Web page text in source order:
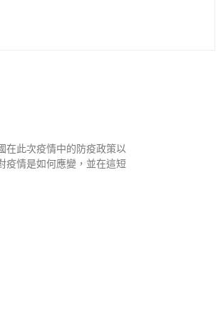
在此次疫情中的防疫政策以
疫情是如何應變，並在這短